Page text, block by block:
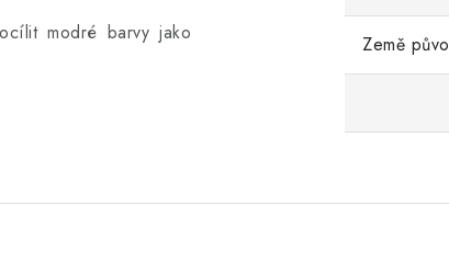
modré barvy jako
Země